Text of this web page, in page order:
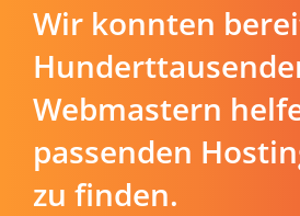
Wir konnten
Webmastern
passenden
zu finden.